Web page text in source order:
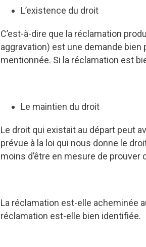
L’existence du droit
C’est-à-dire que la réclamation
aggravation) est une demande
mentionnée. Si la réclamation est
Le maintien du droit
Le droit qui existait au départ peut
prévue à la loi qui nous donne le
moins d’être en mesure de prouver
La réclamation est-elle acheminée
réclamation est-elle bien identifiée.